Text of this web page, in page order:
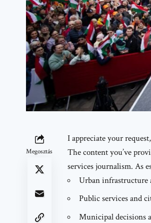
Megosztás
I appreciate your
The content you’ve
services journalism. As
Urban infrastructure
Public services and
Municipal decisions